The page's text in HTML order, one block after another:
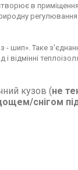
в
- шип». Таке
відмінні
кузов (не
снігом